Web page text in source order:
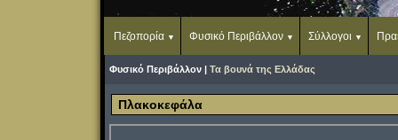
Πεζοπορία Φυσικό Περιβάλλον Σύλλογοι
Φυσικό Περιβάλλον | Τα βουνά της Ελλάδας
Πλακοκεφάλα